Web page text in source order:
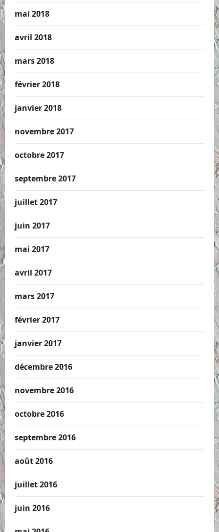
mai 2018
avril 2018
mars 2018
février 2018
janvier 2018
novembre 2017
octobre 2017
septembre 2017
juillet 2017
juin 2017
mai 2017
avril 2017
mars 2017
février 2017
janvier 2017
décembre 2016
novembre 2016
octobre 2016
septembre 2016
août 2016
juillet 2016
juin 2016